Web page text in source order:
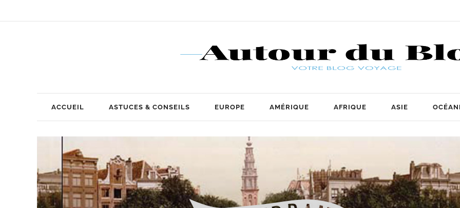
ACCUEIL ASTUCES & CONSEILS EUROPE AMÉRIQUE AFRIQUE ASIE